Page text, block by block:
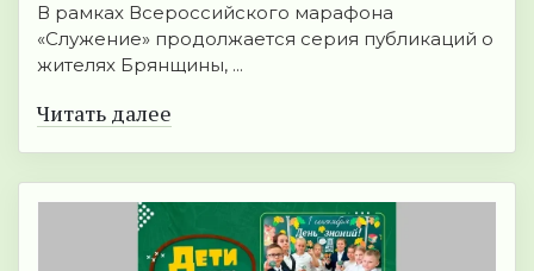
В рамках Всероссийского марафона
«Служение» продолжается серия публикаций о
жителях Брянщины, ...
Читать далее